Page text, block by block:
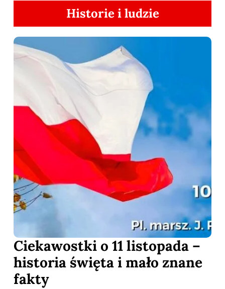
Historie i ludzie
Ciekawostki o 11 listopada –
historia święta i mało znane
fakty